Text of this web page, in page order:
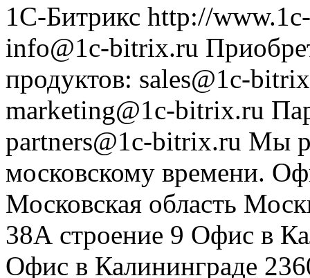
1С-Битрикс http://
info@1c-bitrix.ru
продуктов: sales@1c-
marketing@1c-bitrix.ru
partners@1c-bitrix.ru Мы
московскому времени.
Московская область
38А строение 9 Офис в
Офис в Калининграде